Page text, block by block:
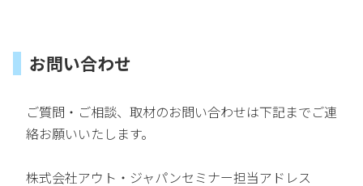
お問い合わせ
ご質問・ご相談、取材のお問い合わせは下記までご連
絡お願いいたします。
株式会社アウト・ジャパンセミナー担当アドレス